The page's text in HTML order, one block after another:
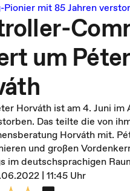
mit 85 Jahren
um Péter
Horváth ist am 4. Juni im
Das teilte die von
Horváth mit.
und großen
im deutschsprachigen
| 11:45 Uhr